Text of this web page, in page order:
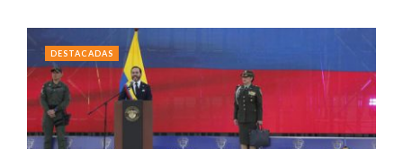
DESTACADAS